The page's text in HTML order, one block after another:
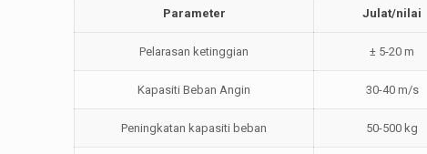
Parameter Julat/nilai
Pelarasan ketinggian ± 5-20 m
Kapasiti Beban Angin 30-40 m/s
Peningkatan kapasiti beban 50-500 kg